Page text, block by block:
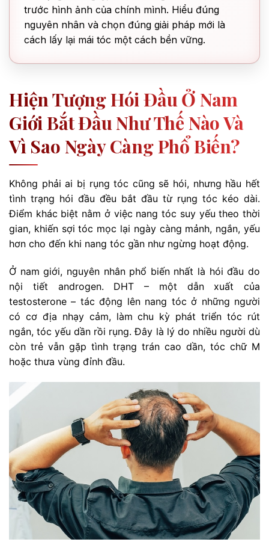
trước hình ảnh của chính mình. Hiểu đúng
nguyên nhân và chọn đúng giải pháp mới là
cách lấy lại mái tóc một cách bền vững.
Hiện Tượng Hói Đầu Ở Nam
Giới Bắt Đầu Như Thế Nào Và
Vì Sao Ngày Càng Phổ Biến?
Không phải ai bị rụng tóc cũng sẽ hói, nhưng hầu hết
tình trạng hói đầu đều bắt đầu từ rụng tóc kéo dài.
Điểm khác biệt nằm ở việc nang tóc suy yếu theo thời
gian, khiến sợi tóc mọc lại ngày càng mảnh, ngắn, yếu
hơn cho đến khi nang tóc gần như ngừng hoạt động.
Ở nam giới, nguyên nhân phổ biến nhất là hói đầu do
nội tiết androgen. DHT – một dẫn xuất của
testosterone – tác động lên nang tóc ở những người
có cơ địa nhạy cảm, làm chu kỳ phát triển tóc rút
ngắn, tóc yếu dần rồi rụng. Đây là lý do nhiều người dù
còn trẻ vẫn gặp tình trạng trán cao dần, tóc chữ M
hoặc thưa vùng đỉnh đầu.